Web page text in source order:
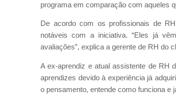
programa em comparação com aqueles
De acordo com os profissionais de
notáveis com a iniciativa. “Eles já
avaliações”, explica a gerente de RH do
A ex-aprendiz e atual assistente de RH
aprendizes devido à experiência já
o pensamento, entende como funciona e